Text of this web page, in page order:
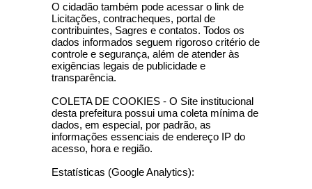
O cidadão também pode acessar o link de
Licitações, contracheques, portal de
contribuintes, Sagres e contatos. Todos os
dados informados seguem rigoroso critério de
controle e segurança, além de atender às
exigências legais de publicidade e
transparência.
COLETA DE COOKIES - O Site institucional
desta prefeitura possui uma coleta mínima de
dados, em especial, por padrão, as
informações essenciais de endereço IP do
acesso, hora e região.
Estatísticas (Google Analytics):